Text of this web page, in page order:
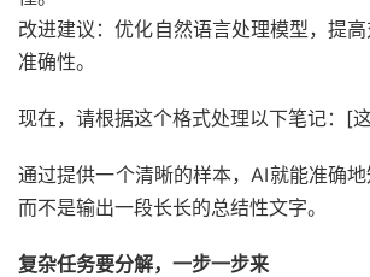
改进建议：优化自然语言处理模型，提
准确性。
现在，请根据这个格式处理以下笔记：[
通过提供一个清晰的样本，AI就能准确地
而不是输出一段长长的总结性文字。
复杂任务要分解，一步一步来